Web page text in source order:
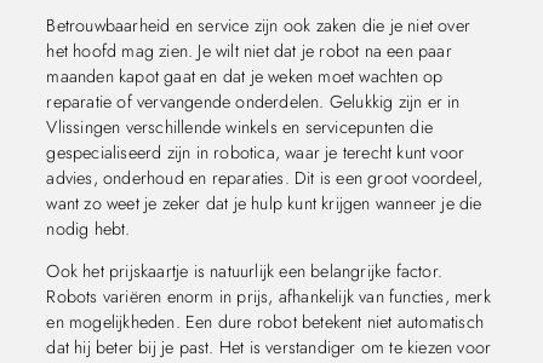
Betrouwbaarheid en service zijn ook zaken die je niet over
het hoofd mag zien. Je wilt niet dat je robot na een paar
maanden kapot gaat en dat je weken moet wachten op
reparatie of vervangende onderdelen. Gelukkig zijn er in
Vlissingen verschillende winkels en servicepunten die
gespecialiseerd zijn in robotica, waar je terecht kunt voor
advies, onderhoud en reparaties. Dit is een groot voordeel,
want zo weet je zeker dat je hulp kunt krijgen wanneer je die
nodig hebt.
Ook het prijskaartje is natuurlijk een belangrijke factor.
Robots variëren enorm in prijs, afhankelijk van functies, merk
en mogelijkheden. Een dure robot betekent niet automatisch
dat hij beter bij je past. Het is verstandiger om te kiezen voor